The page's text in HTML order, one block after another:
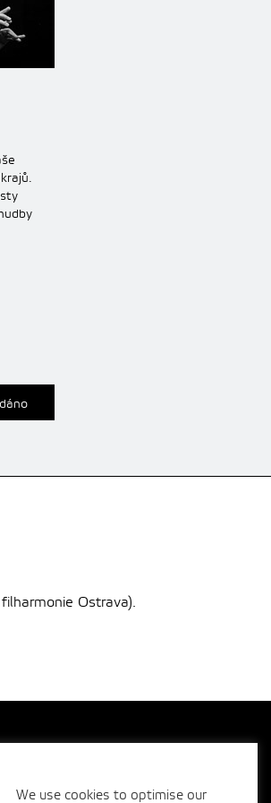
Ostrava).
We use cookies to optimise our